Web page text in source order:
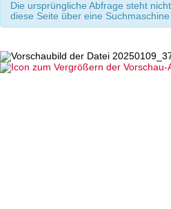
Die ursprüngliche Abfrage steht
diese Seite über eine